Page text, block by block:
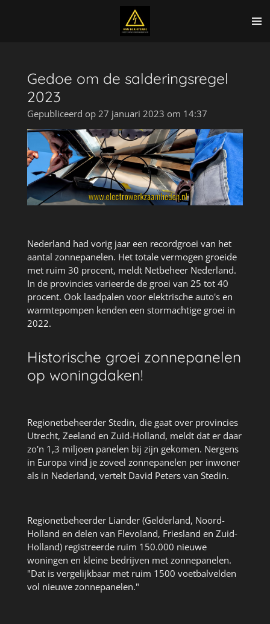
Gedoe om de salderingsregel
2023
Gepubliceerd op 27 januari 2023 om 14:37
Nederland had vorig jaar een recordgroei van het
aantal zonnepanelen. Het totale vermogen groeide
met ruim 30 procent, meldt Netbeheer Nederland.
In de provincies varieerde de groei van 25 tot 40
procent. Ook laadpalen voor elektrische auto's en
warmtepompen kenden een stormachtige groei in
2022.
Historische groei zonnepanelen
op woningdaken!
Regionetbeheerder Stedin, die gaat over provincies
Utrecht, Zeeland en Zuid-Holland, meldt dat er daar
zo'n 1,3 miljoen panelen bij zijn gekomen. Nergens
in Europa vind je zoveel zonnepanelen per inwoner
als in Nederland, vertelt David Peters van Stedin.
Regionetbeheerder Liander (Gelderland, Noord-
Holland en delen van Flevoland, Friesland en Zuid-
Holland) registreerde ruim 150.000 nieuwe
woningen en kleine bedrijven met zonnepanelen.
"Dat is vergelijkbaar met ruim 1500 voetbalvelden
vol nieuwe zonnepanelen."